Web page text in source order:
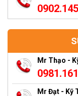
Mr Thạo -
Mr Đạt - Kỹ